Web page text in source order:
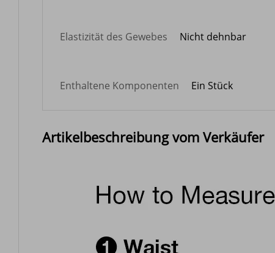
Elastizität des Gewebes
Nicht dehnbar
Enthaltene Komponenten
Ein Stück
Artikelbeschreibung vom Verkäufer